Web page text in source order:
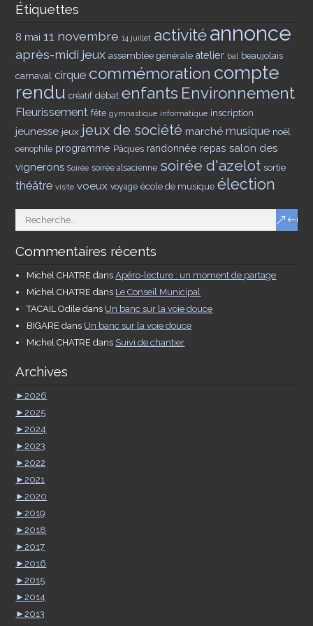
Étiquettes
8 mai 11 novembre 14 juillet activitéannonce
après-midi jeux assemblée générale atelier bal beaujolais
carnaval cirque commémoration compte
rendu créatif débat enfants Environnement
Fleurissement fête gymnastique informatique inscription
jeunesse jeux jeux de société marché musique noël
oenophile programme Pâques randonnée repas salon des
vignerons Soirée soirée alsacienne soirée d'azelot sortie
théâtre visite voeux voyage école de musique élection
Commentaires récents
Michel CHATRE dansApéro-lecture : un moment de partage
Michel CHATRE dans Le Conseil Municipal
TACAIL Odile dans Un banc sur la voie douce
BIGARE dans Un banc sur la voie douce
Michel CHATRE dans Suivi de chantier
Archives
►2026
►2025
►2024
►2023
►2022
►2021
►2020
►2019
►2018
►2017
►2016
►2015
►2014
►2013